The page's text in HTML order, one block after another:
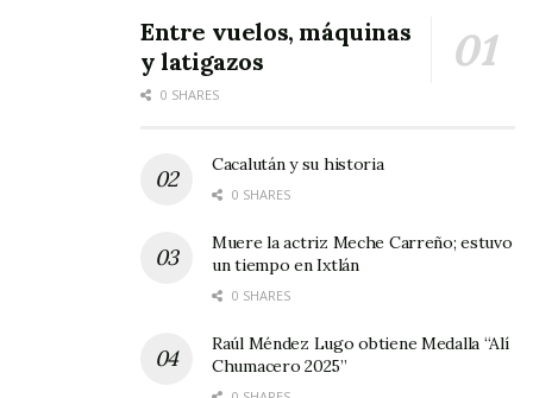
Entre vuelos, máquinas
y latigazos
0 SHARES
Cacalután y su historia
0 SHARES
Muere la actriz Meche Carreño; estuvo
un tiempo en Ixtlán
0 SHARES
Raúl Méndez Lugo obtiene Medalla “Alí
Chumacero 2025”